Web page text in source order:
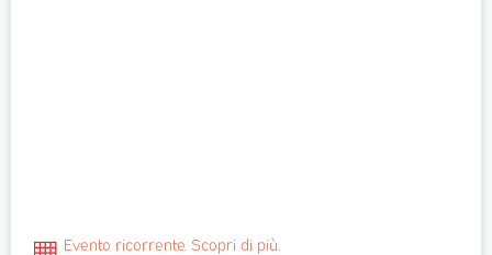
Evento ricorrente. Scopri di più.